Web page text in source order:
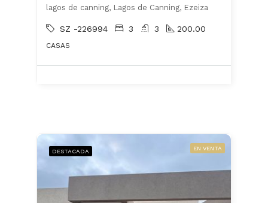
lagos de canning, Lagos de Canning, Ezeiza
SZ -226994 3 3 200.00
CASAS
DESTACADA EN VENTA